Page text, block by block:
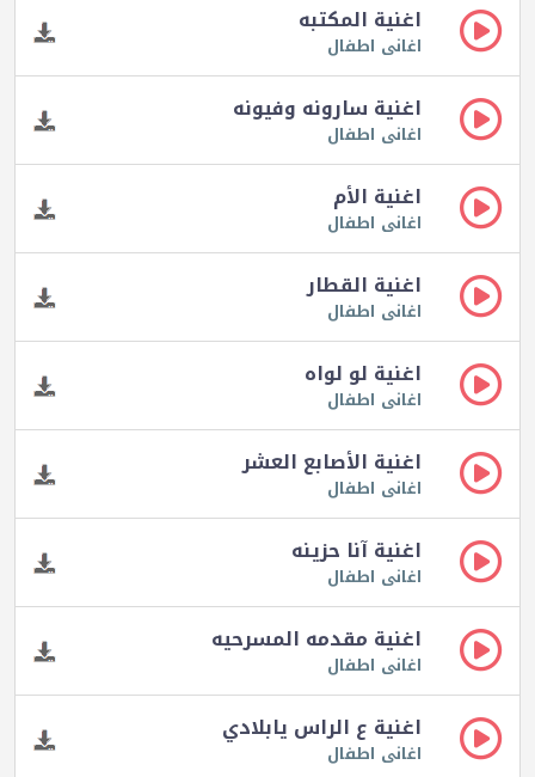
اغنية المكتبه
اغانى اطفال
اغنية سارونه وفيونه
اغانى اطفال
اغنية الأم
اغانى اطفال
اغنية القطار
اغانى اطفال
اغنية لو لواه
اغانى اطفال
اغنية الأصابع العشر
اغانى اطفال
اغنية آنا حزينه
اغانى اطفال
اغنية مقدمه المسرحيه
اغانى اطفال
اغنية ع الراس يابلادي
اغانى اطفال